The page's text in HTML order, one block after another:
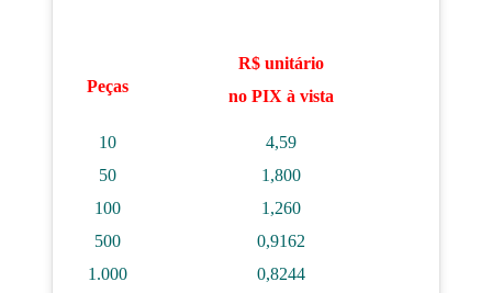
Peças
R$ unitário
no PIX à vista
10
4,59
50
1,800
100
1,260
500
0,9162
1.000
0,8244